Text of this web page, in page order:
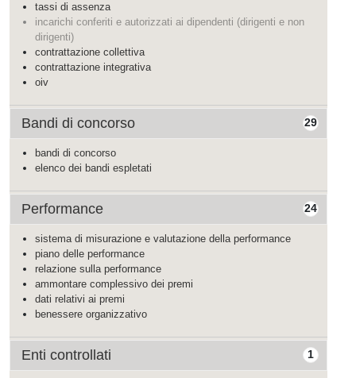
tassi di assenza
incarichi conferiti e autorizzati ai dipendenti (dirigenti e non
dirigenti)
contrattazione collettiva
contrattazione integrativa
oiv
29
Bandi di concorso
bandi di concorso
elenco dei bandi espletati
24
Performance
sistema di misurazione e valutazione della performance
piano delle performance
relazione sulla performance
ammontare complessivo dei premi
dati relativi ai premi
benessere organizzativo
1
Enti controllati